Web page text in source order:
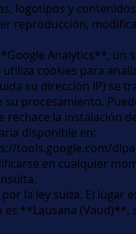
logotipos y
reproducción,
Analytics**, un
cookies para
su dirección IP) se
procesamiento.
la instalación
disponible en:
tools.google.com/
en cualquier
la ley suiza. El lugar
**Lausana (Vaud)**,